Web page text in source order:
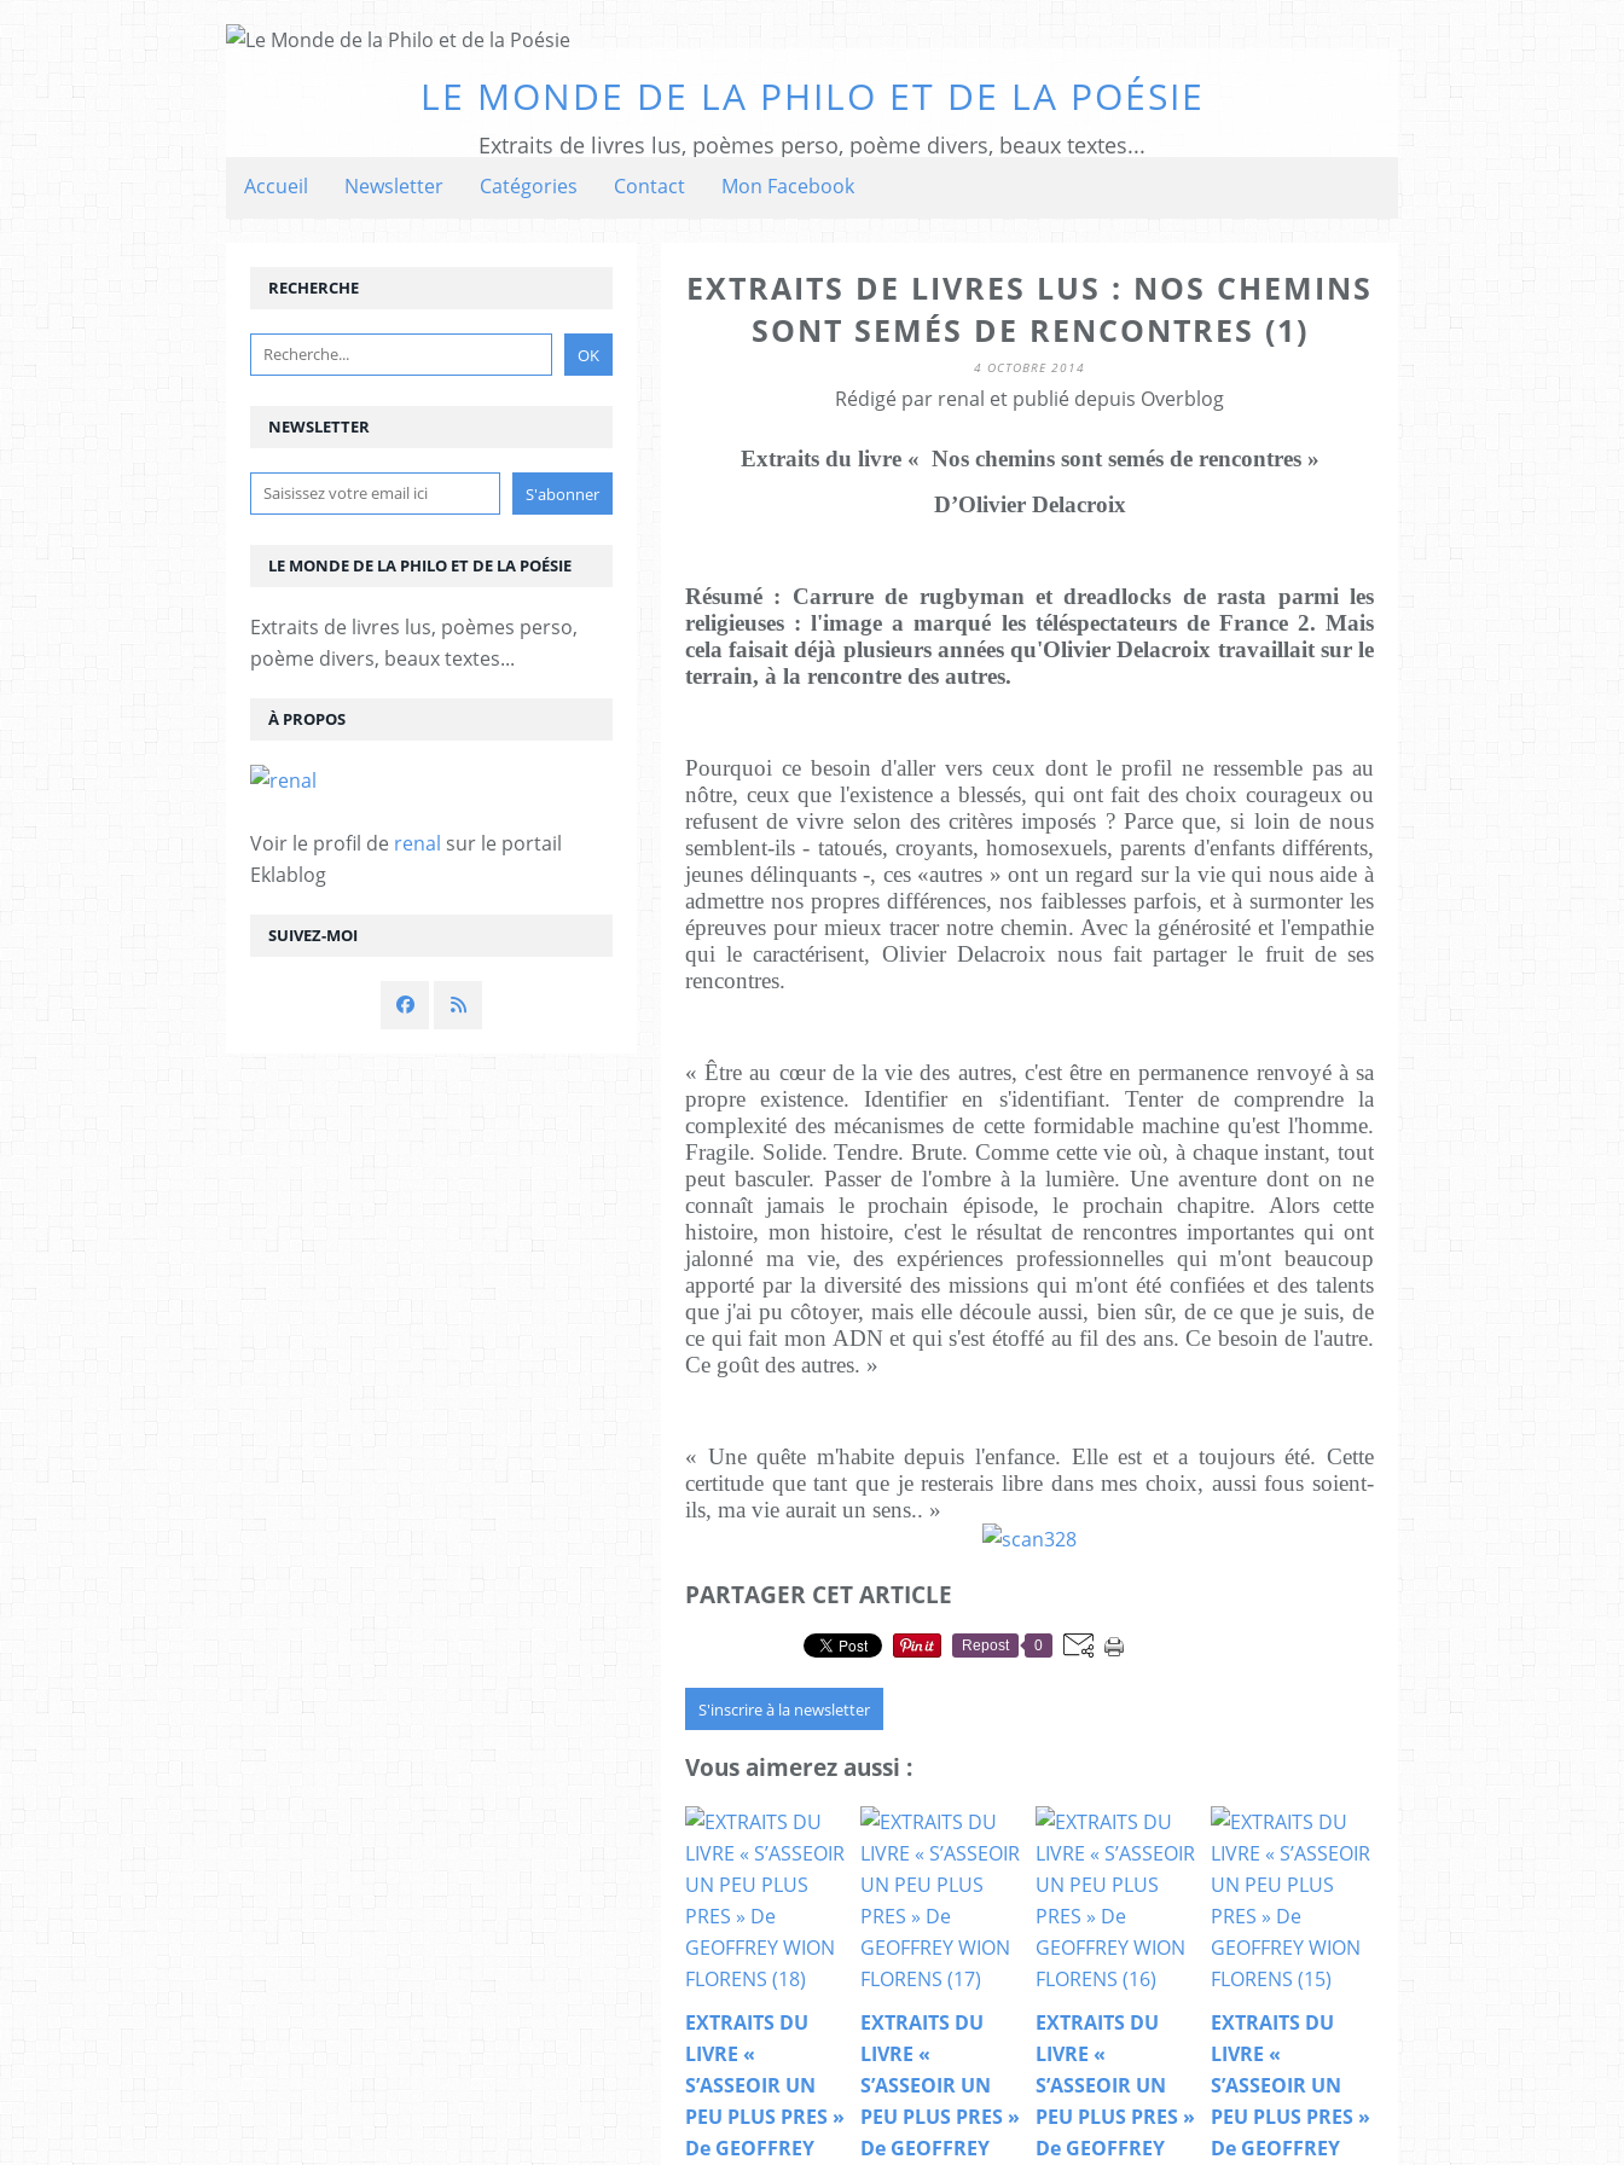
LE MONDE DE LA PHILO ET DE LA POÉSIE
Extraits de livres lus, poèmes perso, poème divers, beaux textes...
Accueil Newsletter Catégories Contact Mon Facebook
EXTRAITS DE LIVRES LUS : NOS CHEMINS
SONT SEMÉS DE RENCONTRES (1)
4 OCTOBRE 2014
Rédigé par renal et publié depuis Overblog
Extraits du livre « Nos chemins sont semés de rencontres »
D’Olivier Delacroix
Résumé : Carrure de rugbyman et dreadlocks de rasta parmi les
religieuses : l'image a marqué les téléspectateurs de France 2. Mais
cela faisait déjà plusieurs années qu'Olivier Delacroix travaillait sur le
terrain, à la rencontre des autres.
Pourquoi ce besoin d'aller vers ceux dont le profil ne ressemble pas au
nôtre, ceux que l'existence a blessés, qui ont fait des choix courageux ou
refusent de vivre selon des critères imposés ? Parce que, si loin de nous
semblent-ils - tatoués, croyants, homosexuels, parents d'enfants différents,
jeunes délinquants -, ces «autres » ont un regard sur la vie qui nous aide à
admettre nos propres différences, nos faiblesses parfois, et à surmonter les
épreuves pour mieux tracer notre chemin. Avec la générosité et l'empathie
qui le caractérisent, Olivier Delacroix nous fait partager le fruit de ses
rencontres.
« Être au cœur de la vie des autres, c'est être en permanence renvoyé à sa
propre existence. Identifier en s'identifiant. Tenter de comprendre la
complexité des mécanismes de cette formidable machine qu'est l'homme.
Fragile. Solide. Tendre. Brute. Comme cette vie où, à chaque instant, tout
peut basculer. Passer de l'ombre à la lumière. Une aventure dont on ne
connaît jamais le prochain épisode, le prochain chapitre. Alors cette
histoire, mon histoire, c'est le résultat de rencontres importantes qui ont
jalonné ma vie, des expériences professionnelles qui m'ont beaucoup
apporté par la diversité des missions qui m'ont été confiées et des talents
que j'ai pu côtoyer, mais elle découle aussi, bien sûr, de ce que je suis, de
ce qui fait mon ADN et qui s'est étoffé au fil des ans. Ce besoin de l'autre.
Ce goût des autres. »
« Une quête m'habite depuis l'enfance. Elle est et a toujours été. Cette
certitude que tant que je resterais libre dans mes choix, aussi fous soient-
ils, ma vie aurait un sens.. »
PARTAGER CET ARTICLE
Repost 0
S'inscrire à la newsletter
Vous aimerez aussi :
EXTRAITS DU
LIVRE «
S’ASSEOIR UN
PEU PLUS PRES »
De GEOFFREY
EXTRAITS DU
LIVRE «
S’ASSEOIR UN
PEU PLUS PRES »
De GEOFFREY
EXTRAITS DU
LIVRE «
S’ASSEOIR UN
PEU PLUS PRES »
De GEOFFREY
EXTRAITS DU
LIVRE «
S’ASSEOIR UN
PEU PLUS PRES »
De GEOFFREY
NEWSLETTER
SUIVEZ-MOI
RECHERCHE
LE MONDE DE LA PHILO ET DE LA POÉSIE
Extraits de livres lus, poèmes perso,
poème divers, beaux textes...
À PROPOS
Voir le profil de renal sur le portail
Eklablog